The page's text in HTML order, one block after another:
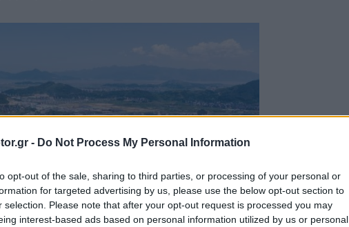
- Do Not Process My Personal Information
opt-out of the sale, sharing to third parties, or processing of your personal or
for targeted advertising by us, please use the below opt-out section to
selection. Please note that after your opt-out request is processed you may
interest-based ads based on personal information utilized by us or personal